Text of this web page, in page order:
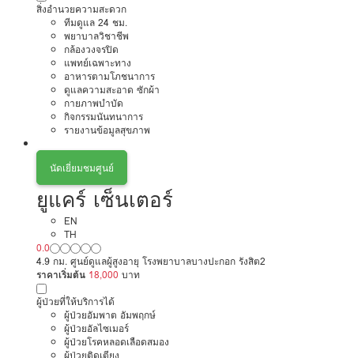
สิ่งอำนวยความสะดวก
ทีมดูแล 24 ชม.
พยาบาลวิชาชีพ
กล้องวงจรปิด
แพทย์เฉพาะทาง
อาหารตามโภชนาการ
ดูแลความสะอาด ซักผ้า
กายภาพบำบัด
กิจกรรมนันทนาการ
รายงานข้อมูลสุขภาพ
นัดเยี่ยมชมศูนย์
ยูแคร์ เซ็นเตอร์
EN
TH
0.0
4.9 กม. ศูนย์ดูแลผู้สูงอายุ โรงพยาบาลบางปะกอก รังสิต2
ราคาเริ่มต้น 18,000 บาท
ผู้ป่วยที่ให้บริการได้
ผู้ป่วยอัมพาต อัมพฤกษ์
ผู้ป่วยอัลไซเมอร์
ผู้ป่วยโรคหลอดเลือดสมอง
ผู้ป่วยติดเตียง